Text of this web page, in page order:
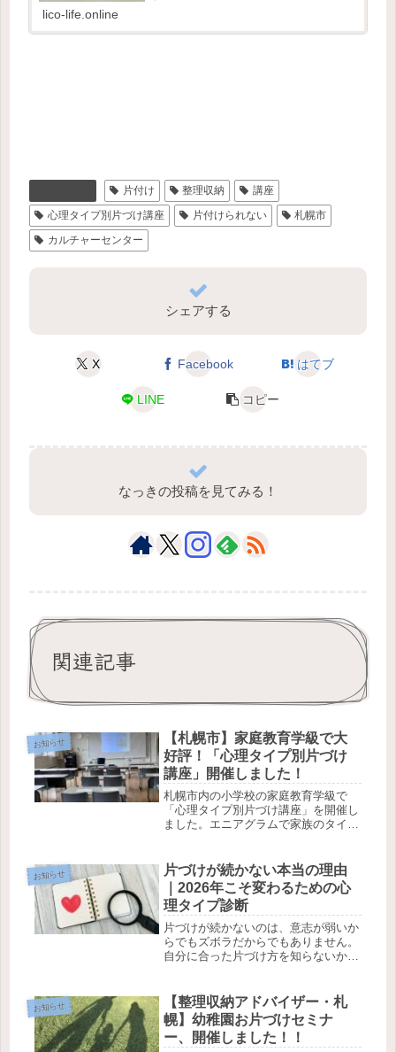
lico-life.online
片付け 整理収納
講座
心理タイプ別片づけ講座
片付けられない
札幌市
カルチャーセンター
シェアする
X Facebook はてブ
LINE コピー
なっきの投稿を見てみる！
関連記事
お知らせ
【札幌市】家庭教育学級で大
好評！「心理タイプ別片づけ
講座」開催しました！
札幌市内の小学校の家庭教育学級で
「心理タイプ別片づけ講座」を開催し
ました。エニアグラムで家族のタイプ
を検討中の皆様、ぜひご覧ください。
お問い合わせお待ちしています。
お知らせ
片づけが続かない本当の理由
｜2026年こそ変わるための心
理タイプ診断
片づけが続かないのは、意志が弱いか
らでもズボラだからでもありません。
自分に合った片づけ方を知らないか
か？
お知らせ
【整理収納アドバイザー・札
幌】幼稚園お片づけセミナ
ー、開催しました！！